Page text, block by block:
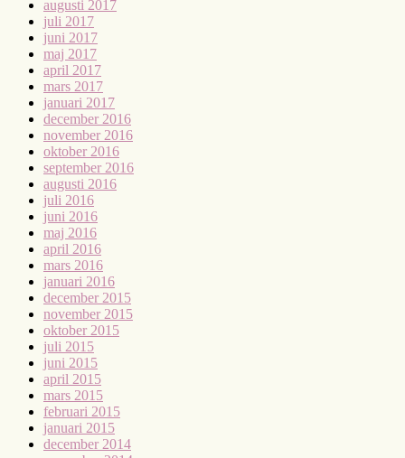
augusti 2017
juli 2017
juni 2017
maj 2017
april 2017
mars 2017
januari 2017
december 2016
november 2016
oktober 2016
september 2016
augusti 2016
juli 2016
juni 2016
maj 2016
april 2016
mars 2016
januari 2016
december 2015
november 2015
oktober 2015
juli 2015
juni 2015
april 2015
mars 2015
februari 2015
januari 2015
december 2014